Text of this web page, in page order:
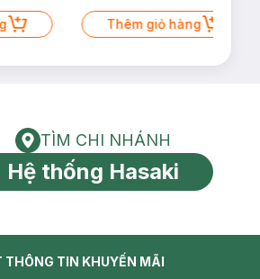
Thêm giỏ hàng
Tìm chi nhánh
TÌM CHI NHÁNH
Hệ thống Hasaki
THÔNG TIN KHUYẾN MÃI